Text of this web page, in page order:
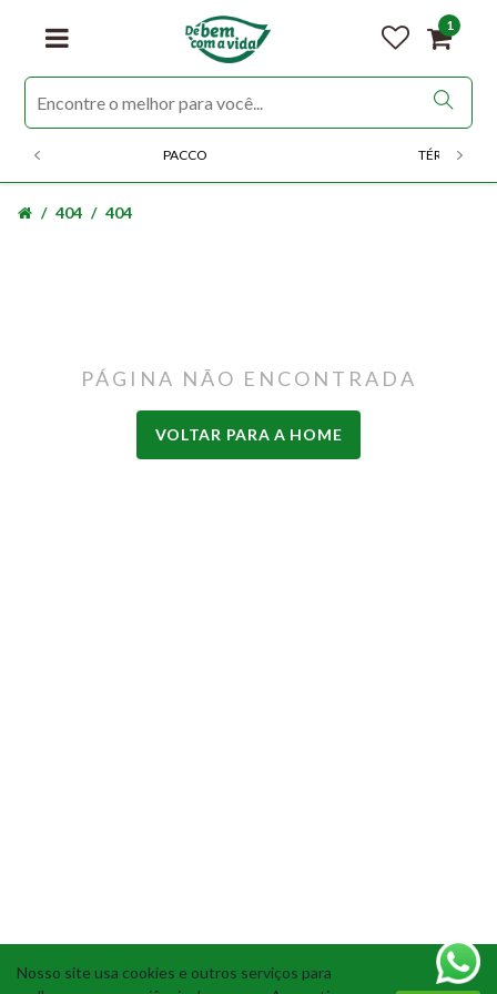
Nosso site usa cookies e outros serviços para
1
PACCO TÉRMICOS
404 404
PÁGINA NÃO ENCONTRADA
VOLTAR PARA A HOME